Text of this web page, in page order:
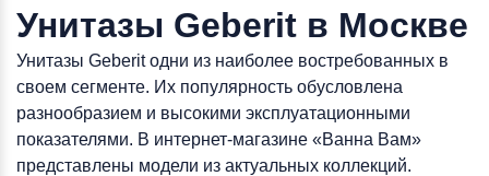
Унитазы Geberit в Москве
Унитазы Geberit одни из наиболее востребованных в
своем сегменте. Их популярность обусловлена
разнообразием и высокими эксплуатационными
показателями. В интернет-магазине «Ванна Вам»
представлены модели из актуальных коллекций.